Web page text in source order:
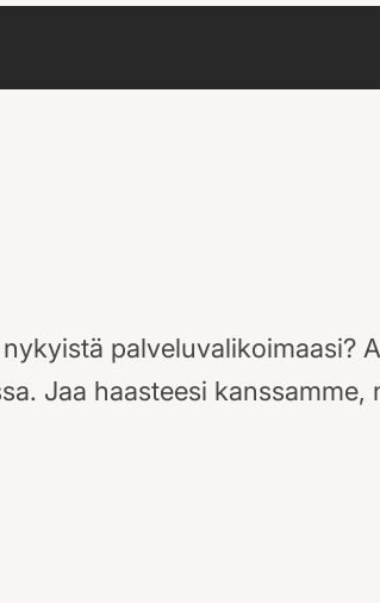
palveluvalikoimaasi?
Jaa haasteesi kanssamme,